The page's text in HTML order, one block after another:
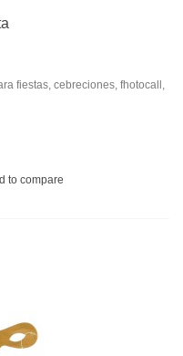
fiestas, cebreciones, fhotocall,
to compare